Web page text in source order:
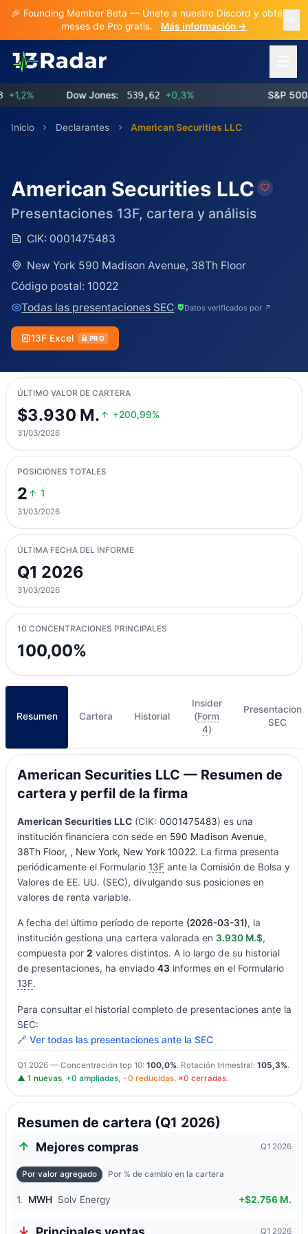
🎉 Founding Member Beta — Únete a nuestro Discord y obtén 3
meses de Pro gratis.
Más información →
Dow Jones: 539,62 +0,3% S&P 500:
Inicio Declarantes American Securities LLC
American Securities LLC
Presentaciones 13F, cartera y análisis
CIK: 0001475483
New York 590 Madison Avenue, 38Th Floor
Código postal: 10022
Todas las presentaciones SEC· Datos verificados por ↗
13F Excel PRO
ÚLTIMO VALOR DE CARTERA
$3.930 M. +200,99%
31/03/2026
POSICIONES TOTALES
2 1
31/03/2026
ÚLTIMA FECHA DEL INFORME
Q1 2026
31/03/2026
10 CONCENTRACIONES PRINCIPALES
100,00%
Resumen Cartera Historial
Insider
(Form
4)
SEC
American Securities LLC — Resumen de
cartera y perfil de la firma
American Securities LLC(CIK: 0001475483) es una
institución financiera con sede en 590 Madison Avenue,
38Th Floor, , New York, New York 10022. La firma presenta
periódicamente el Formulario 13Fante la Comisión de Bolsa y
Valores de EE. UU. (SEC), divulgando sus posiciones en
valores de renta variable.
A fecha del último período de reporte (2026-03-31), la
institución gestiona una cartera valorada en 3.930 M.$,
compuesta por 2 valores distintos. A lo largo de su historial
de presentaciones, ha enviado 43 informes en el Formulario
13F.
Para consultar el historial completo de presentaciones ante la
SEC:
🔗 Ver todas las presentaciones ante la SEC
Q1 2026 — Concentración top 10: 100,0%. Rotación trimestral: 105,3%.
▲ 1 nuevas, +0 ampliadas, −0 reducidas, ×0 cerradas.
Resumen de cartera (Q1 2026)
Mejores compras Q1 2026
Por valor agregado Por % de cambio en la cartera
1. MWH Solv Energy +$2.756 M.
Q1 2026